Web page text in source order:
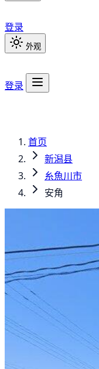
登录
外观
登录
首页
新潟县
糸魚川市
安角